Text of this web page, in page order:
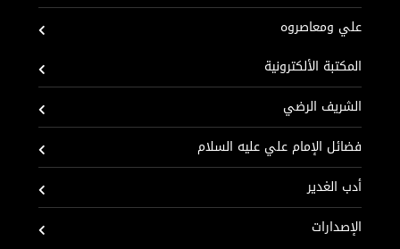
علي ومعاصروه
المكتبة الألكترونية
الشريف الرضي
فضائل الإمام علي عليه السلام
أدب الغدير
الإصدارات